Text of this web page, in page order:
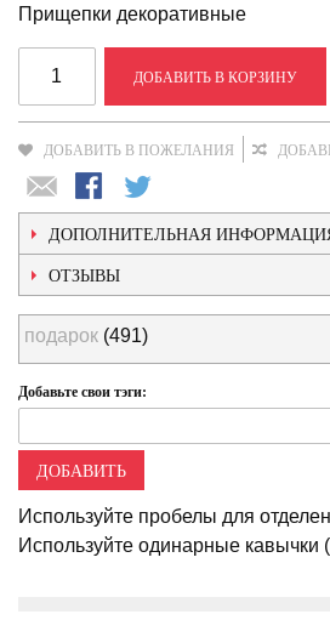
Прищепки декоративные
ДОБАВИТЬ В КОРЗИНУ
ДОБАВИТЬ В ПОЖЕЛАНИЯ
ДОПОЛНИТЕЛЬНАЯ
ОТЗЫВЫ
подарок (491)
Добавьте свои тэги:
ДОБАВИТЬ
Используйте пробелы для
Используйте одинарные кавычки